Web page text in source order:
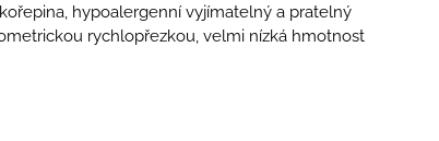
hypoalergenní vyjímatelný a pratelný
rychlopřezkou, velmi nízká hmotnost